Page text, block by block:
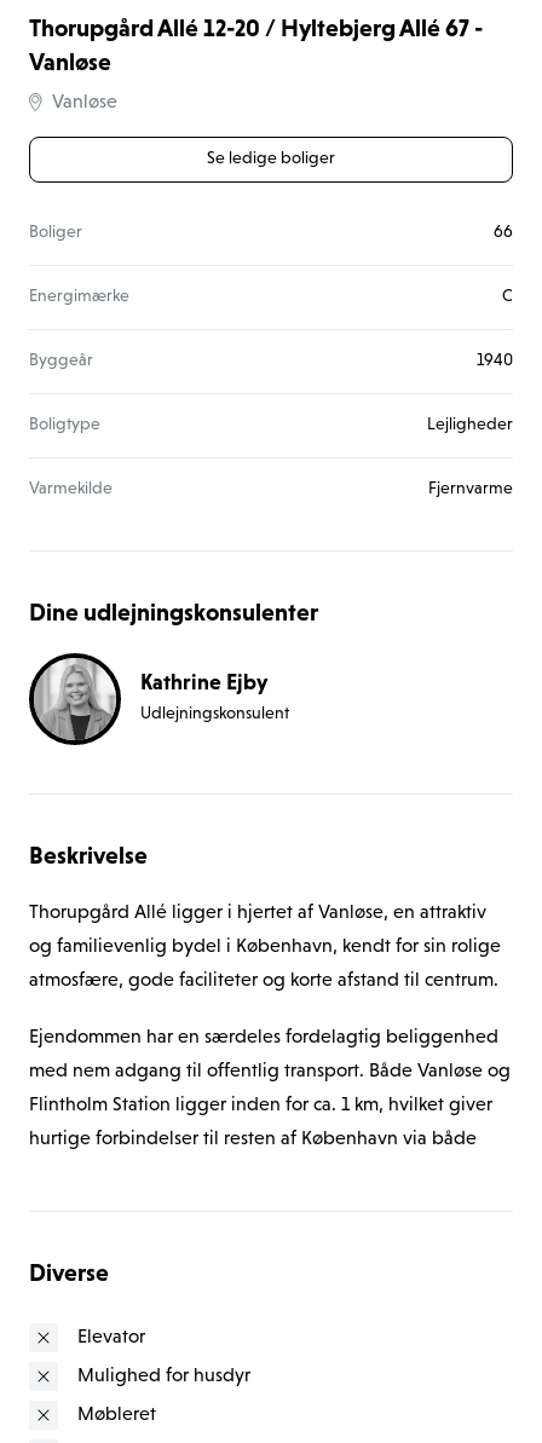
Thorupgård Allé 12-20 / Hyltebjerg Allé 67 -
Vanløse
Vanløse
Se ledige boliger
Boliger 66
Energimærke C
Byggeår 1940
Boligtype Lejligheder
Varmekilde Fjernvarme
Dine udlejningskonsulenter
Kathrine Ejby
Udlejningskonsulent
Beskrivelse
Thorupgård Allé ligger i hjertet af Vanløse, en attraktiv
og familievenlig bydel i København, kendt for sin rolige
atmosfære, gode faciliteter og korte afstand til centrum.
Ejendommen har en særdeles fordelagtig beliggenhed
med nem adgang til offentlig transport. Både Vanløse og
Flintholm Station ligger inden for ca. 1 km, hvilket giver
hurtige forbindelser til resten af København via både
dagligvarebutikker, hyggelige spisesteder og små
hverdagsbehov. Har du brug for større indkøb, ligger
Rødovre Centrum blot ca. 2 km væk med et stort udvalg
Diverse
Elevator
Mulighed for husdyr
Møbleret